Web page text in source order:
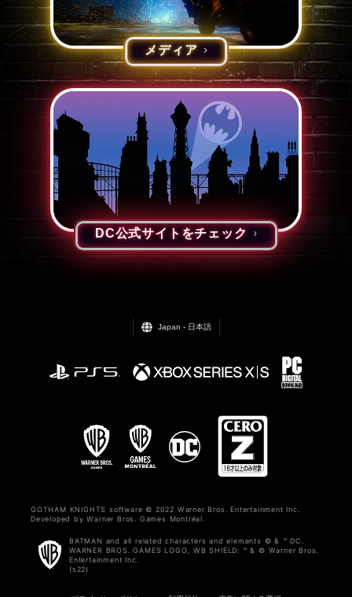
メディア
DC公式サイトをチェック
Japan - 日本語
GOTHAM KNIGHTS software © 2022 Warner Bros. Entertainment Inc.
Developed by Warner Bros. Games Montréal.
BATMAN and all related characters and elements © & ™ DC.
WARNER BROS. GAMES LOGO, WB SHIELD: ™ & © Warner Bros.
Entertainment Inc.
(s22)